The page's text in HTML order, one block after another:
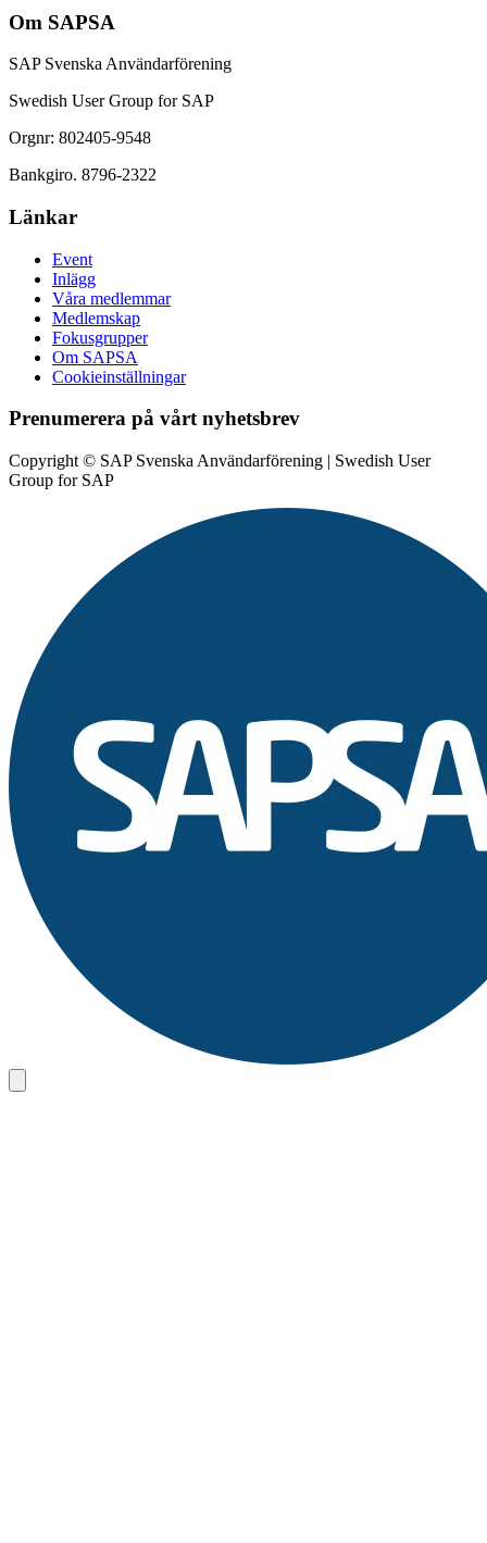
Om SAPSA
SAP Svenska Användarförening
Swedish User Group for SAP
Orgnr: 802405-9548
Bankgiro. 8796-2322
Länkar
Event
Inlägg
Våra medlemmar
Medlemskap
Fokusgrupper
Om SAPSA
Cookieinställningar
Prenumerera på vårt nyhetsbrev
Copyright © SAP Svenska Användarförening | Swedish User
Group for SAP